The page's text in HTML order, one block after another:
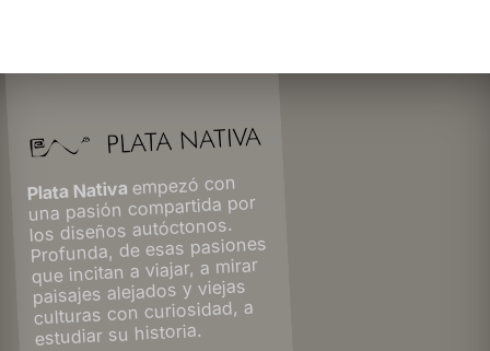
Plata Nativaempezó con
una pasión compartida por
los diseños autóctonos.
Profunda, de esas pasiones
que incitan a viajar, a mirar
paisajes alejados y viejas
culturas con curiosidad, a
estudiar su historia.